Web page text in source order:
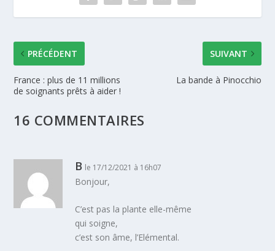
PRÉCÉDENT
France : plus de 11 millions
de soignants prêts à aider !
SUIVANT
La bande à Pinocchio
16 COMMENTAIRES
B le 17/12/2021 à 16h07
Bonjour,
C’est pas la plante elle-même
qui soigne,
c’est son âme, l’Elémental.